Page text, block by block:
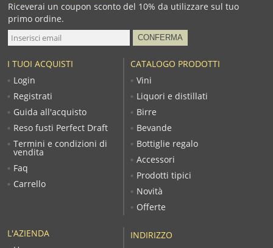
Riceverai un coupon sconto del 10% da utilizzare sul tuo
primo ordine.
L'AZIENDA
CATALOGO PRODOTTI
Vini
Liquori e distillati
Birre
Bevande
Bottiglie regalo
Accessori
Prodotti tipici
Novità
Offerte
I TUOI ACQUISTI
Login
Registrati
Guida all'acquisto
Reso fusti Perfect Draft
Termini e condizioni di
vendita
Faq
Carrello
INDIRIZZO